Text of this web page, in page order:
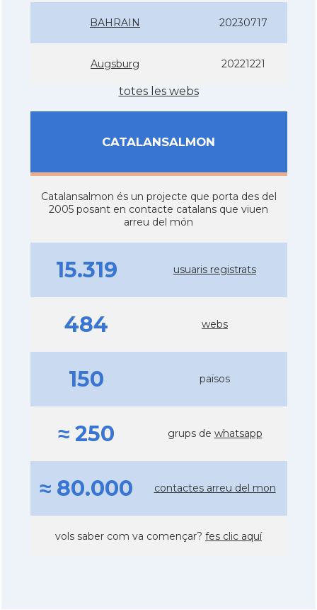
BAHRAIN 20230717
Augsburg 20221221
totes les webs
CATALANSALMON
Catalansalmon és un projecte que porta des del
2005 posant en contacte catalans que viuen
arreu del món
15.319 usuaris registrats
484 webs
150 països
≈ 250 grups de whatsapp
≈ 80.000 contactes arreu del mon
vols saber com va començar? fes clic aquí